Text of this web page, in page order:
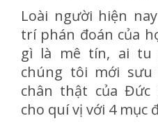
Loài người hiện
trí phán đoán của
gì là mê tín, ai tu
chúng tôi mới
chân thật của Đức
cho quí vị với 4 mục